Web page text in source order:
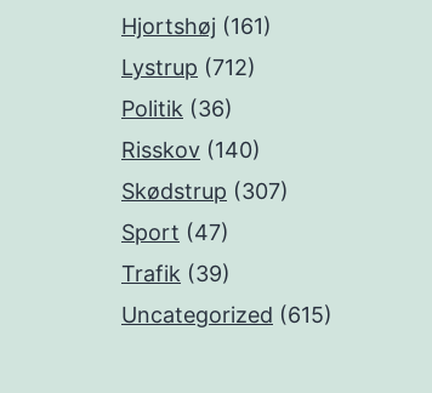
Hjortshøj (161)
Lystrup (712)
Politik (36)
Risskov (140)
Skødstrup (307)
Sport (47)
Trafik (39)
Uncategorized (615)